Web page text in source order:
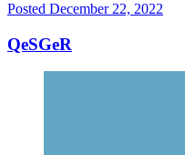
Posted December 22, 2022
QeSGeR